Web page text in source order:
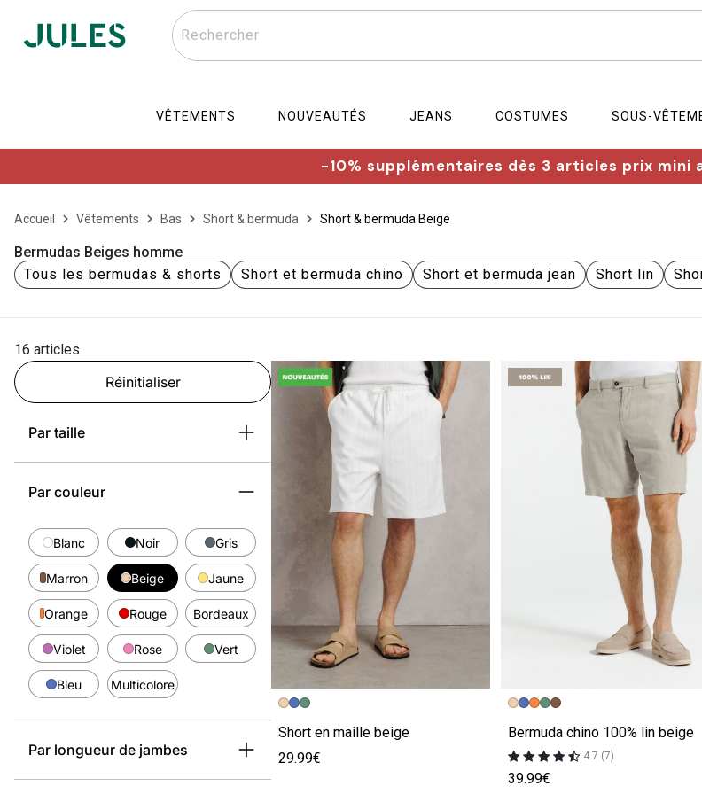
Rechercher
VÊTEMENTS NOUVEAUTÉS JEANS COSTUMES SOUS-
-10% supplémentaires dès 3 articles prix mini
Accueil Vêtements Bas Short & bermuda Short & bermuda Beige
Bermudas Beiges homme
Tous les bermudas & shorts
Short et bermuda chino Short et bermuda jean Short lin
16 articles
Réinitialiser
Par taille
Par couleur
Blanc Noir Gris
Marron Beige Jaune
Orange Rouge Bordeaux
Violet Rose Vert
Bleu Multicolore
Par longueur de jambes
Image précédente
Image suivante
Short en maille beige
29.99€
Image précédente
Image suivante
Bermuda chino 100% lin beige
4.7 (7)
39.99€